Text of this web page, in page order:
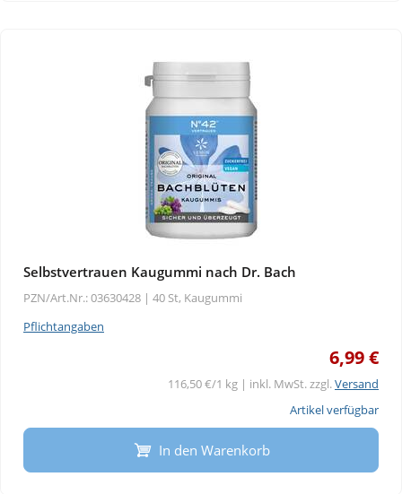
Selbstvertrauen Kaugummi nach Dr. Bach
PZN/Art.Nr.: 03630428 | 40 St, Kaugummi
Pflichtangaben
6,99 €
116,50 €/1 kg | inkl. MwSt. zzgl.Versand
Artikel verfügbar
In den Warenkorb